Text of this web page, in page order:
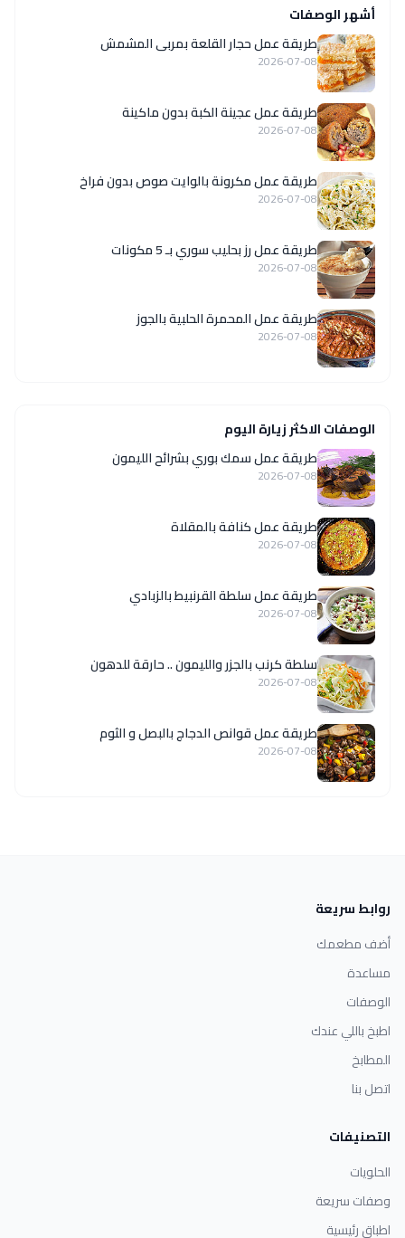
أشهر الوصفات
طريقة عمل حجار القلعة بمربى المشمش
2026-07-08
طريقة عمل عجينة الكبة بدون ماكينة
2026-07-08
طريقة عمل مكرونة بالوايت صوص بدون فراخ
2026-07-08
طريقة عمل رز بحليب سوري بـ 5 مكونات
2026-07-08
طريقة عمل المحمرة الحلبية بالجوز
2026-07-08
الوصفات الاكثر زيارة اليوم
طريقة عمل سمك بوري بشرائح الليمون
2026-07-08
طريقة عمل كنافة بالمقلاة
2026-07-08
طريقة عمل سلطة القرنبيط بالزبادي
2026-07-08
سلطة كرنب بالجزر والليمون .. حارقة للدهون
2026-07-08
طريقة عمل قوانص الدجاج بالبصل و الثوم
2026-07-08
روابط سريعة
أضف مطعمك
مساعدة
الوصفات
اطبخ باللي عندك
المطابخ
اتصل بنا
التصنيفات
الحلويات
وصفات سريعة
اطباق رئيسية